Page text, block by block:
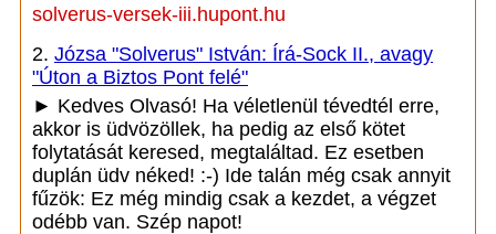
solverus-versek-iii.hupont.hu
2. Józsa "Solverus" István: Írá-Sock II., avagy
"Úton a Biztos Pont felé"
► Kedves Olvasó! Ha véletlenül tévedtél erre,
akkor is üdvözöllek, ha pedig az első kötet
folytatását keresed, megtaláltad. Ez esetben
duplán üdv néked! :-) Ide talán még csak annyit
fűzök: Ez még mindig csak a kezdet, a végzet
odébb van. Szép napot!